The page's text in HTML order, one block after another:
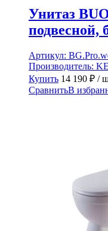
Унитаз
подвесной,
Артикул:
Производитель:
Купить 14 190 ₽ /
СравнитьВ